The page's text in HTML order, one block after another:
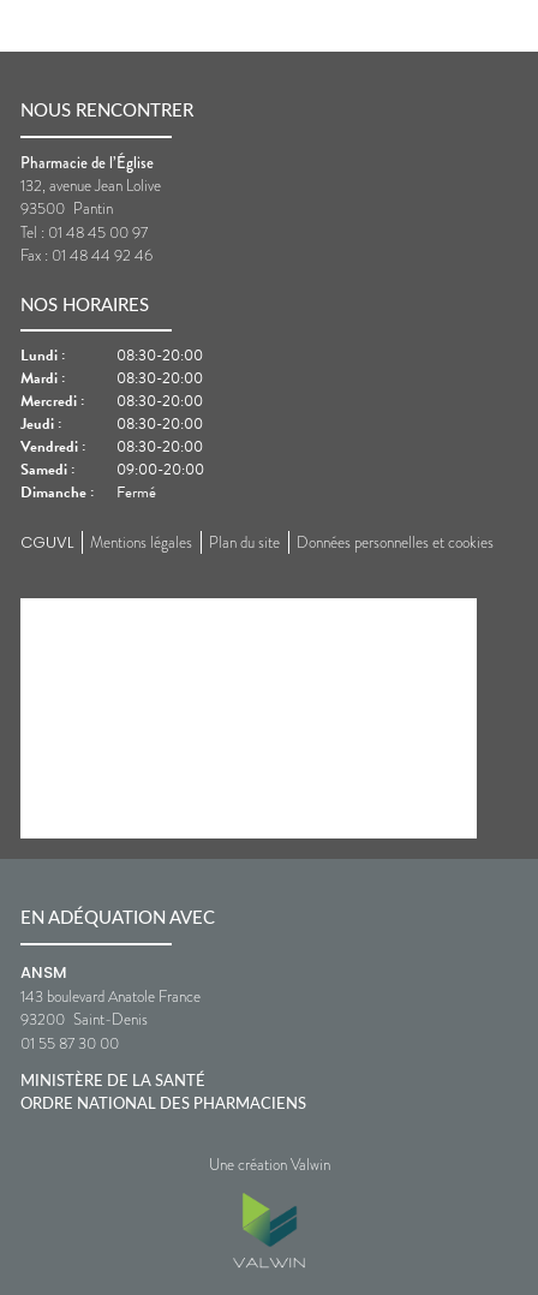
NOUS RENCONTRER
Pharmacie de l’Église
132, avenue Jean Lolive
93500 Pantin
Tel : 01 48 45 00 97
Fax : 01 48 44 92 46
NOS HORAIRES
Lundi :
08:30-20:00
Mardi :
08:30-20:00
Mercredi :
08:30-20:00
Jeudi :
08:30-20:00
Vendredi :
08:30-20:00
Samedi :
09:00-20:00
Dimanche : Fermé
CGUVL Mentions légales Plan du site Données personnelles et cookies
EN ADÉQUATION AVEC
ANSM
143 boulevard Anatole France
93200 Saint-Denis
01 55 87 30 00
MINISTÈRE DE LA SANTÉ
ORDRE NATIONAL DES PHARMACIENS
Une création Valwin